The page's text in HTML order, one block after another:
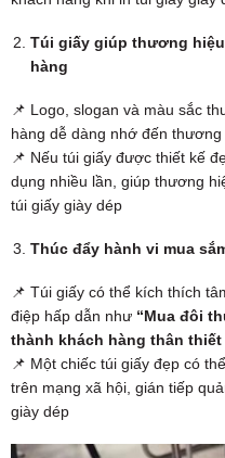
Túi giấy giúp thương
hàng
📌 Logo, slogan và màu sắc
hàng dễ dàng nhớ đến thương
📌 Nếu túi giấy được thiết kế
dụng nhiều lần, giúp thương
túi giấy giày dép
Thúc đẩy hành vi mua
📌 Túi giấy có thể kích thích
điệp hấp dẫn như “Mua đôi
thành khách hàng thân
📌 Một chiếc túi giấy đẹp có
trên mạng xã hội, gián tiếp
giày dép